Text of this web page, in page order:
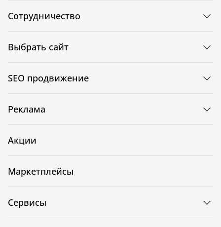
Сотрудничество
Выбрать сайт
SEO продвижение
Реклама
Акции
Маркетплейсы
Сервисы